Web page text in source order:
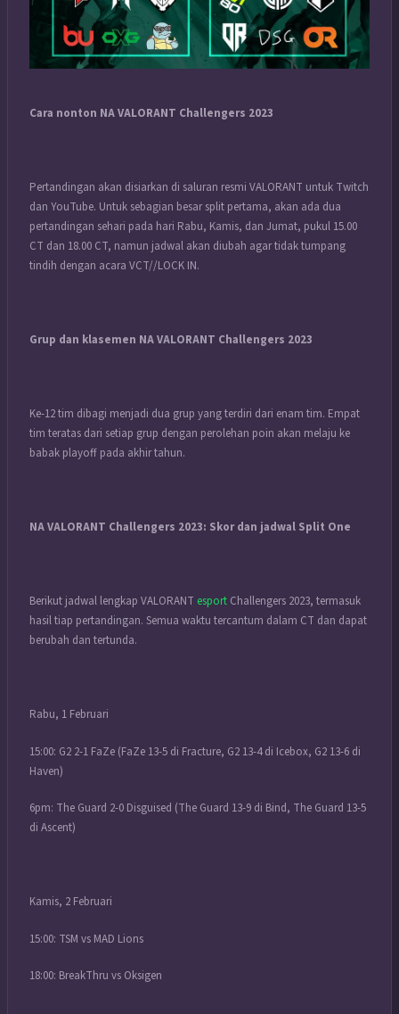
Cara nonton NA VALORANT Challengers 2023
Pertandingan akan disiarkan di saluran resmi VALORANT untuk Twitch
dan YouTube. Untuk sebagian besar split pertama, akan ada dua
pertandingan sehari pada hari Rabu, Kamis, dan Jumat, pukul 15.00
CT dan 18.00 CT, namun jadwal akan diubah agar tidak tumpang
tindih dengan acara VCT//LOCK IN.
Grup dan klasemen NA VALORANT Challengers 2023
Ke-12 tim dibagi menjadi dua grup yang terdiri dari enam tim. Empat
tim teratas dari setiap grup dengan perolehan poin akan melaju ke
babak playoff pada akhir tahun.
NA VALORANT Challengers 2023: Skor dan jadwal Split One
Berikut jadwal lengkap VALORANT esport Challengers 2023, termasuk
hasil tiap pertandingan. Semua waktu tercantum dalam CT dan dapat
berubah dan tertunda.
Rabu, 1 Februari
15:00: G2 2-1 FaZe (FaZe 13-5 di Fracture, G2 13-4 di Icebox, G2 13-6 di
Haven)
6pm: The Guard 2-0 Disguised (The Guard 13-9 di Bind, The Guard 13-5
di Ascent)
Kamis, 2 Februari
15:00: TSM vs MAD Lions
18:00: BreakThru vs Oksigen